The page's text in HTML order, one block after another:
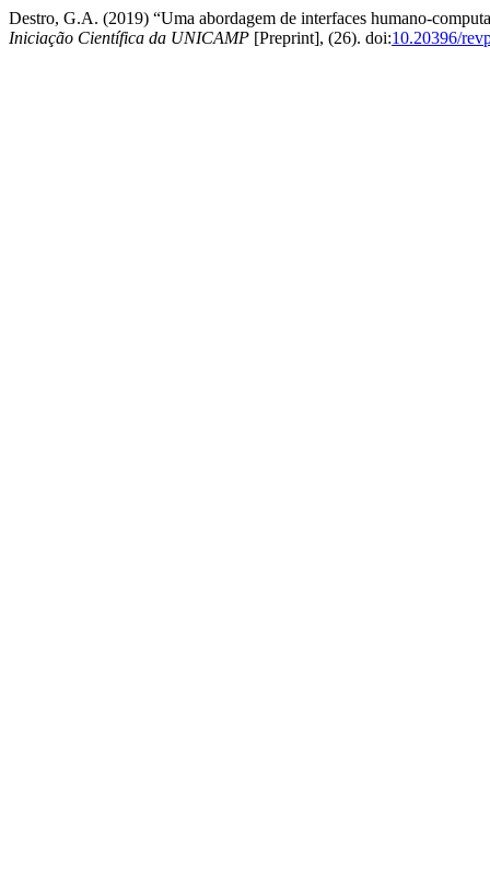
Destro, G.A. (2019) “Uma abordagem de interfaces humano-
Iniciação Científica da UNICAMP [Preprint], (26). doi:10.20396/